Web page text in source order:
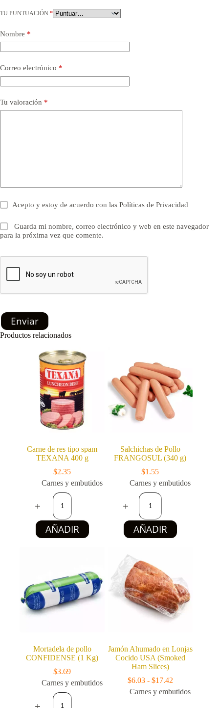
TU PUNTUACIÓN *
Nombre *
Correo electrónico *
Tu valoración *
Acepto y estoy de acuerdo con lasPolíticas de Privacidad
Guarda mi nombre, correo electrónico y web en este navegador
para la próxima vez que comente.
Enviar
Productos relacionados
Carne de res tipo spam
TEXANA 400 g
$2.35
Carnes y embutidos
Carne
res
tipo
spam
TEXANA
AÑADIR
Salchichas de Pollo
FRANGOSUL (340 g)
$1.55
Carnes y embutidos
Salchichas
Pollo
FRANGOSUL
(340
g)
AÑADIR
Mortadela de pollo
CONFIDENSE (1 Kg)
$3.69
Carnes y embutidos
Mortadela
Jamón Ahumado en Lonjas
Cocido USA (Smoked
Ham Slices)
$6.03 - $17.42Rango
de
Carnes y embutidos